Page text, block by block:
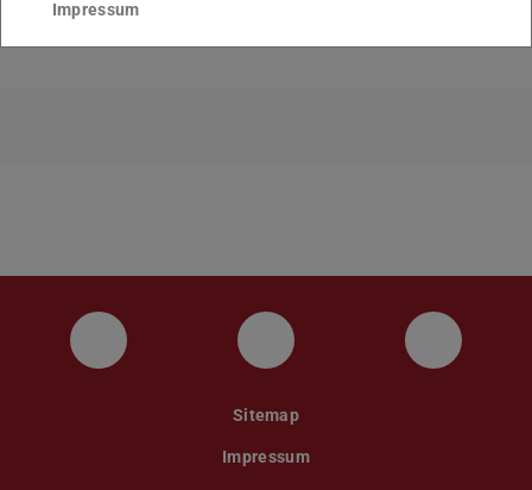
Instagram YouTube
Sitemap
Impressum
Impressum